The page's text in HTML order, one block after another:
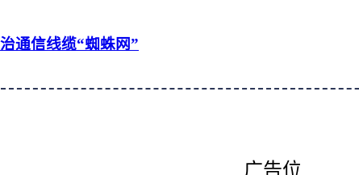
通信线缆“蜘蛛网”
广告位